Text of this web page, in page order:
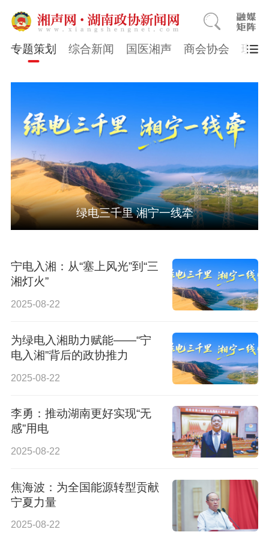
专题策划 综合新闻 国医湘声 商会协会 理论
绿电三千里 湘宁一线牵
宁电入湘：从“塞上风光”到“三
湘灯火”
2025-08-22
为绿电入湘助力赋能——“宁
电入湘”背后的政协推力
2025-08-22
李勇：推动湖南更好实现“无
感”用电
2025-08-22
焦海波：为全国能源转型贡献
宁夏力量
2025-08-22